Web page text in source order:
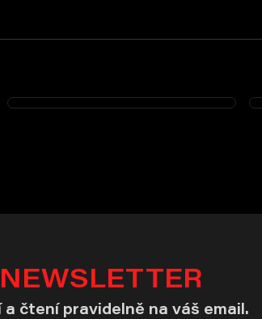
NEWSLETTER
čtení pravidelně na váš email.